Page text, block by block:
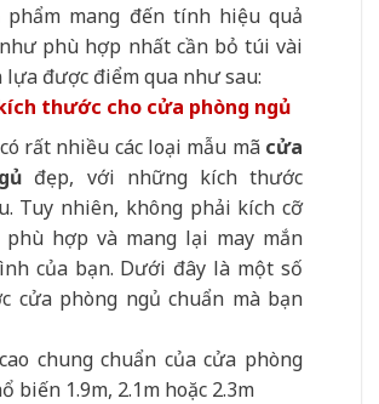
phẩm mang đến tính hiệu quả
phù hợp nhất cần bỏ túi vài
lựa được điểm qua như sau:
kích thước cho cửa phòng ngủ
rất nhiều các loại mẫu mã cửa
đẹp, với những kích thước
Tuy nhiên, không phải kích cỡ
phù hợp và mang lại may mắn
của bạn. Dưới đây là một số
cửa phòng ngủ chuẩn mà bạn
chung chuẩn của cửa phòng
biến 1.9m, 2.1m hoặc 2.3m